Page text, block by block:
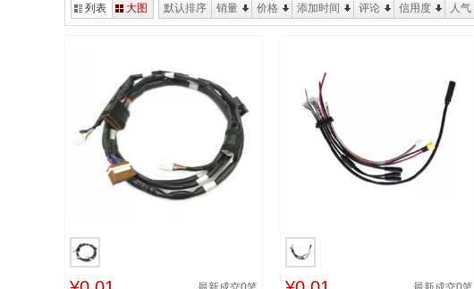
列表 大图 默认排序 销量 价格 添加时间 评论 信用度 人气